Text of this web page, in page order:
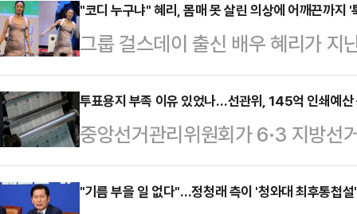
체질 개선을 이뤄낼 수 있을지 주
일) 코스닥 지수는 전 거래일 대
거래를 마쳤다.올해 110거래일 중
89거래일이다.앞서 코스닥은 올
1월 6일 이후 약 4년 만에 ‘천스닥
"코디 누구냐" 혜리, 몸매 못 살린 의상에 어깨끈까지 '
그룹 걸스데이 출신 배우 혜리가
팬 미팅에서 의상 논란과 돌발 사고
해 기획 단계부터 직접 참여하며 공
아쉬움을 남겼다는 평가가 이어졌
비스(SNS)에는 당시 혜리의 팬미
다. 혜리는 이날 몸에 밀착되는 원
투표용지 부족 이유 있었나…선관위, 145억 인쇄예산
중앙선거관리위원회가 6·3 지방선
도 실제 집행은 절반 수준에 그친
회 소속 송언석 국민의힘 의원이 중
"기름 부을 일 없다"…정청래 측이 '청와대 최후통첩